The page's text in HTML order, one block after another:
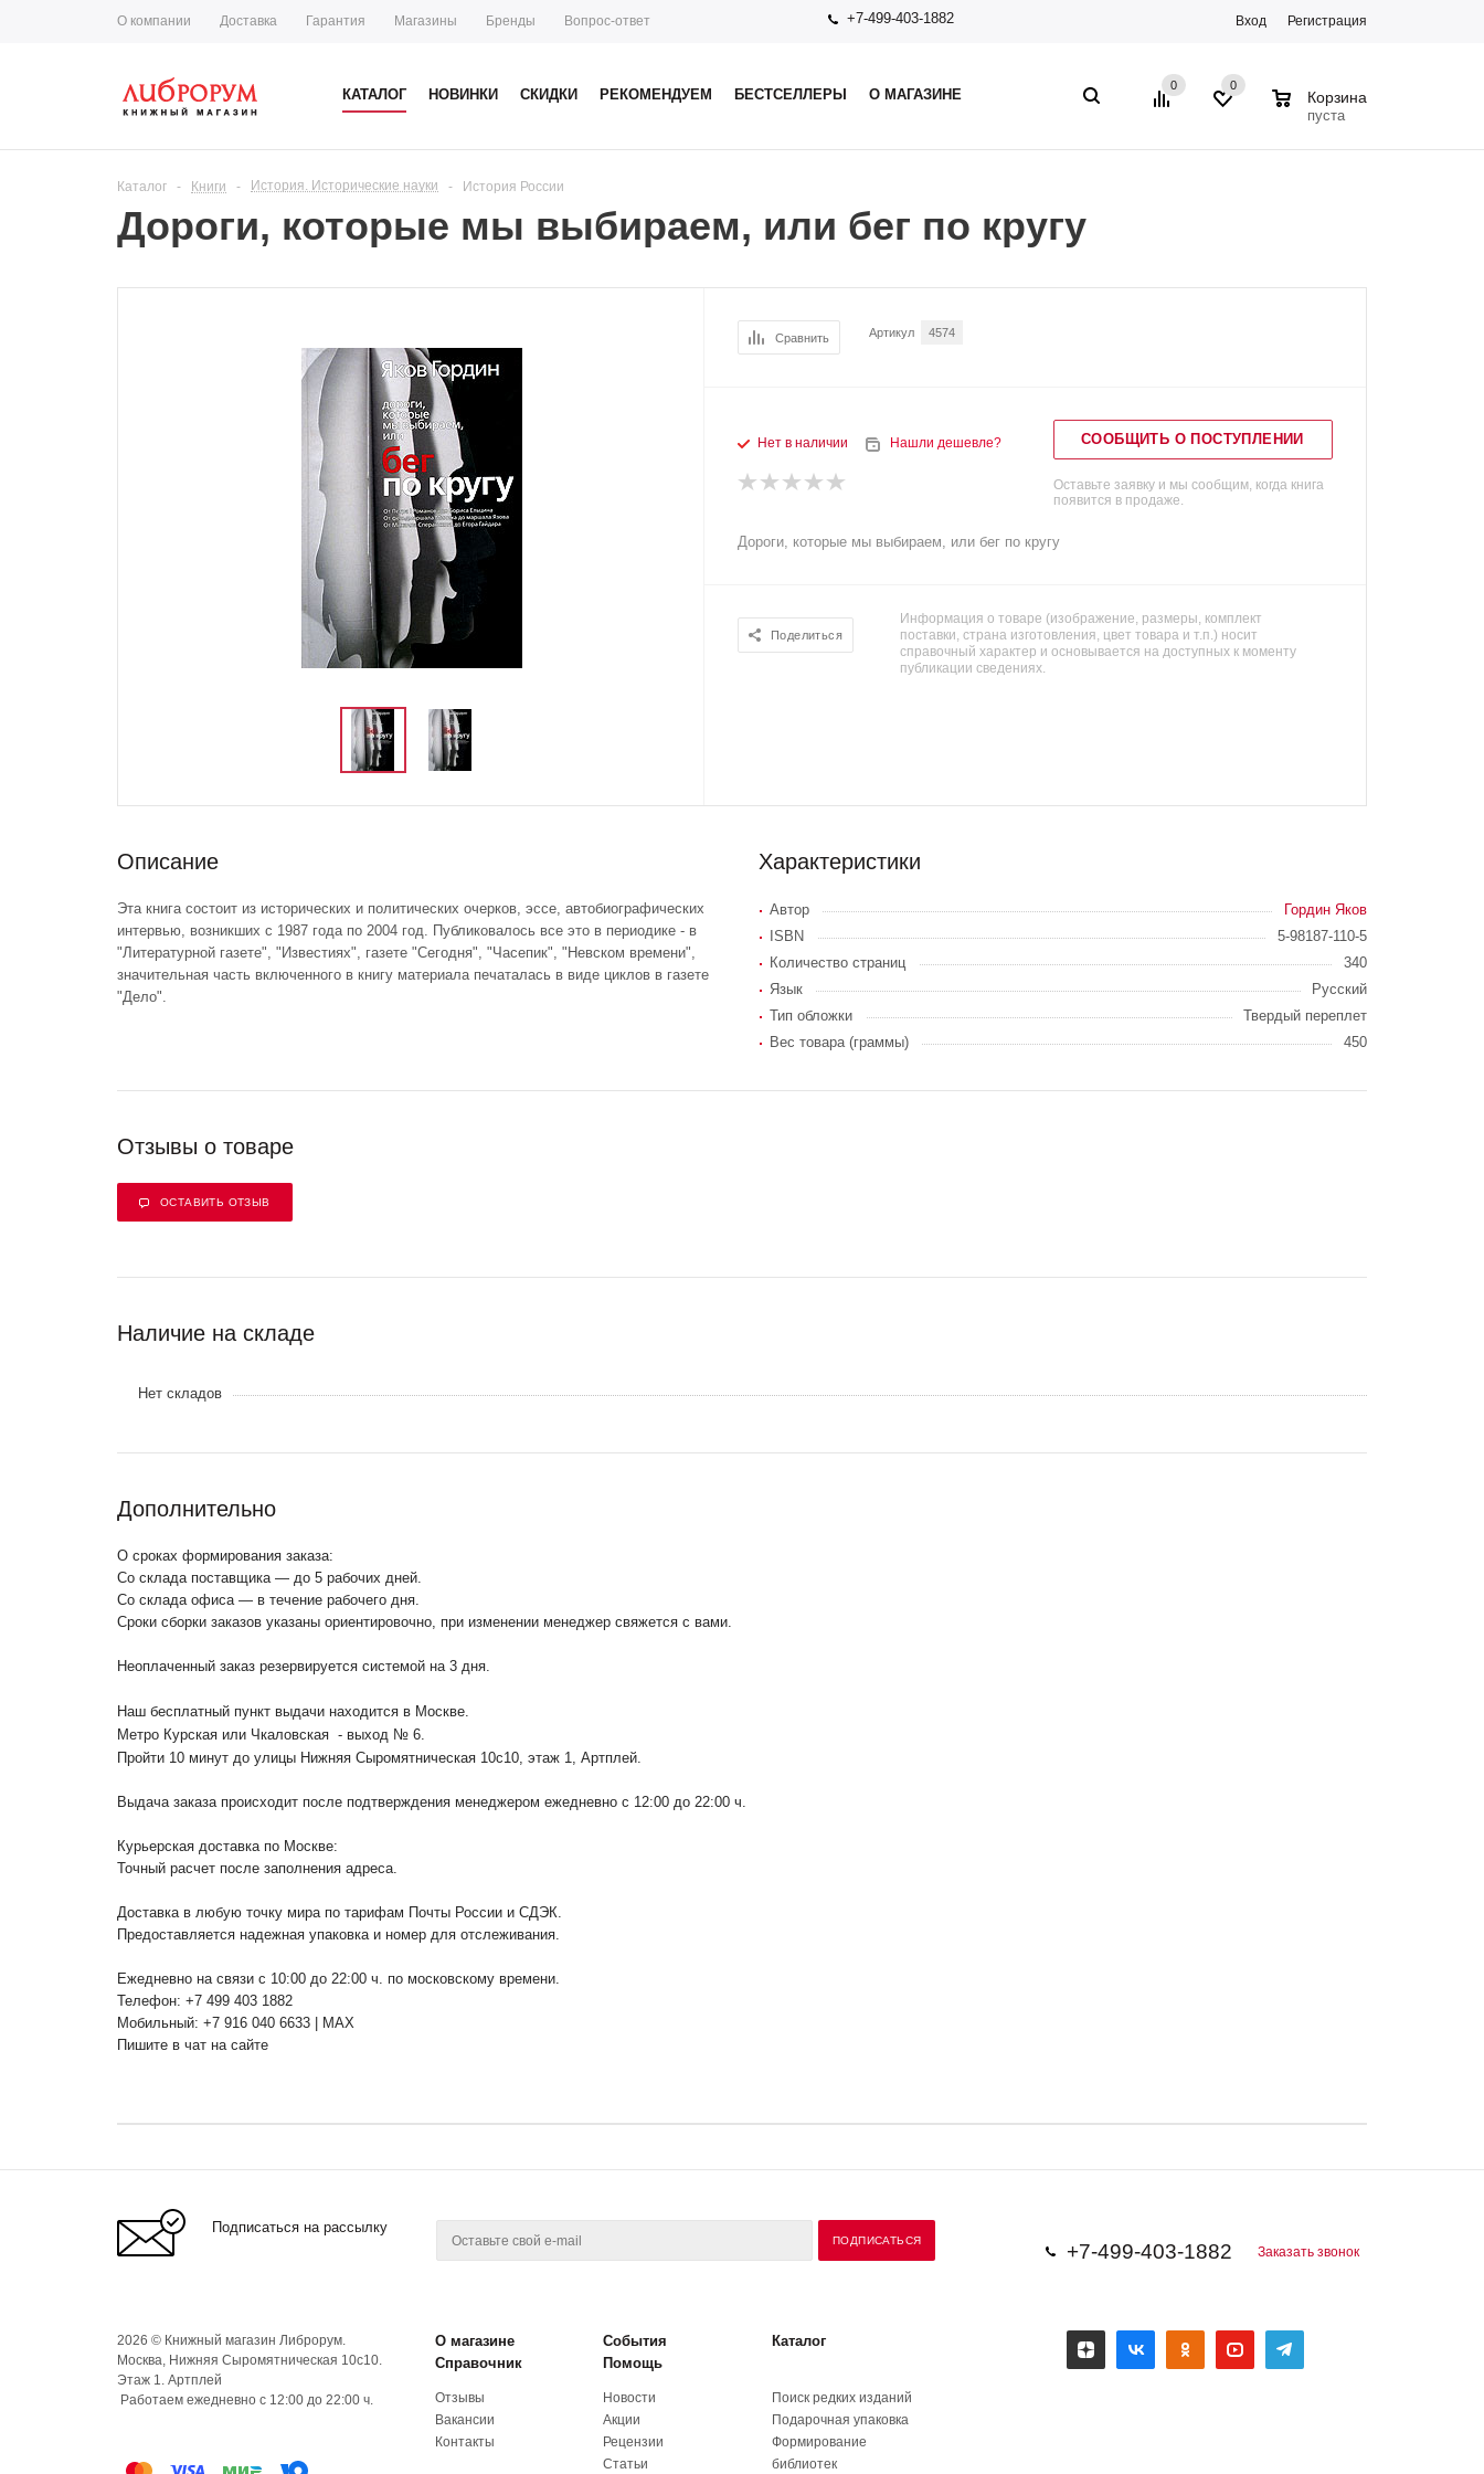
О компании Доставка Гарантия Магазины Бренды Вопрос-ответ +7-499-403-1882 Вход Регистрация
КАТАЛОГ НОВИНКИ СКИДКИ РЕКОМЕНДУЕМ БЕСТСЕЛЛЕРЫ О МАГАЗИНЕ
0 0
Корзина
пуста
Каталог - Книги - История. Исторические науки - История России
Дороги, которые мы выбираем, или бег по кругу
Сравнить Артикул 4574
Нет в наличии Нашли дешевле? СООБЩИТЬ О ПОСТУПЛЕНИИ
Оставьте заявку и мы сообщим, когда книга
появится в продаже.
Дороги, которые мы выбираем, или бег по кругу
Поделиться
Информация о товаре (изображение, размеры, комплект
поставки, страна изготовления, цвет товара и т.п.) носит
справочный характер и основывается на доступных к моменту
публикации сведениях.
Описание
Эта книга состоит из исторических и политических очерков, эссе, автобиографических
интервью, возникших с 1987 года по 2004 год. Публиковалось все это в периодике - в
"Литературной газете", "Известиях", газете "Сегодня", "Часепик", "Невском времени",
значительная часть включенного в книгу материала печаталась в виде циклов в газете
"Дело".
Характеристики
Автор
Гордин Яков
ISBN
5-98187-110-5
Количество страниц
340
Язык
Русский
Тип обложки
Твердый переплет
Вес товара (граммы)
450
Отзывы о товаре
ОСТАВИТЬ ОТЗЫВ
Наличие на складе
Нет складов
Дополнительно
О сроках формирования заказа:
Со склада поставщика — до 5 рабочих дней.
Со склада офиса — в течение рабочего дня.
Сроки сборки заказов указаны ориентировочно, при изменении менеджер свяжется с вами.
Неоплаченный заказ резервируется системой на 3 дня.
Наш бесплатный пункт выдачи находится в Москве.
Метро Курская или Чкаловская - выход № 6.
Пройти 10 минут до улицы Нижняя Сыромятническая 10с10 , этаж 1, Артплей.
Выдача заказа происходит после подтверждения менеджером ежедневно с 12:00 до 22:00 ч.
Курьерская доставка по Москве:
Точный расчет после заполнения адреса.
Доставка в любую точку мира по тарифам Почты России и СДЭК.
Предоставляется надежная упаковка и номер для отслеживания.
Ежедневно на связи с 10:00 до 22:00 ч. по московскому времени.
Телефон: +7 499 403 1882
Мобильный: +7 916 040 6633 | MAX
Пишите в чат на сайте
Подписаться на рассылку
+7-499-403-1882 Заказать звонок
2026 © Книжный магазин Либрорум.
Москва, Нижняя Сыромятническая 10с10.
Этаж 1. Артплей
Работаем ежедневно с 12:00 до 22:00 ч.
О магазине События
Каталог
Справочник
Помощь
Отзывы
Вакансии
Контакты
Новости
Акции
Рецензии
Статьи
Поиск редких изданий
Подарочная упаковка
Формирование
библиотек